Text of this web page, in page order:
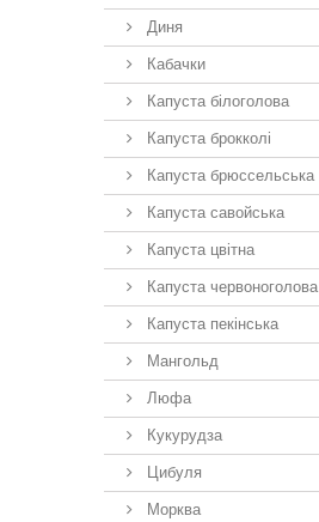
Диня
Кабачки
Капуста білоголова
Капуста брокколі
Капуста брюссельська
Капуста савойська
Капуста цвітна
Капуста червоноголова
Капуста пекінська
Мангольд
Люфа
Кукурудза
Цибуля
Морква